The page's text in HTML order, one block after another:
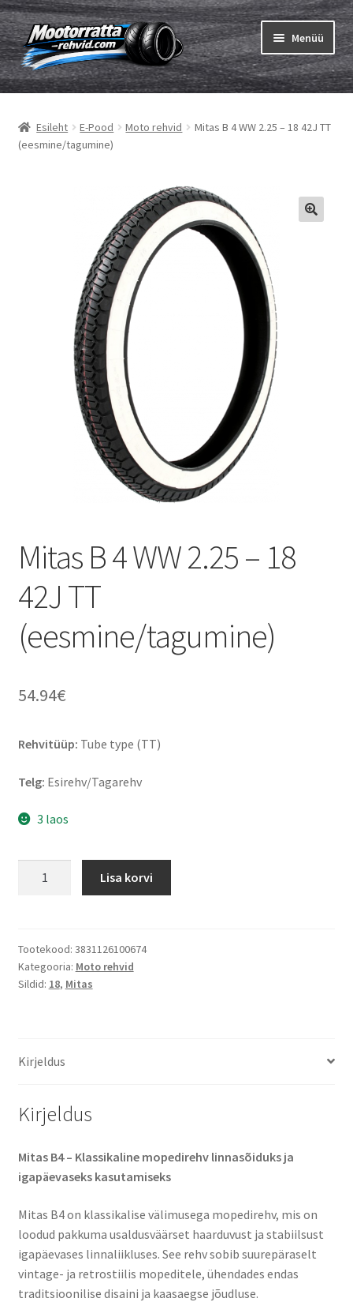
Liigu
navigeerimisele
Liigu
sisu
juurde
Menüü
Rehvid
Ava
Sisekumm
Ava
Ava
Esileht E-Pood Moto rehvid
Mitas B 4 WW 2.25 – 18 42J TT
(eesmine/tagumine)
Mitas B 4 WW 2.25 – 18
42J TT
(eesmine/tagumine)
54.94€
Rehvitüüp: Tube type (TT)
Telg: Esirehv/Tagarehv
3 laos
2.25
-
18
kogus
Lisa korvi
Tootekood: 3831126100674
Kategooria: Moto rehvid
Sildid: 18, Mitas
Kirjeldus
Kirjeldus
Mitas B4 – Klassikaline mopedirehv linnasõiduks ja
igapäevaseks kasutamiseks
Mitas B4 on klassikalise välimusega mopedirehv, mis on
loodud pakkuma usaldusväärset haarduvust ja stabiilsust
igapäevases linnaliikluses. See rehv sobib suurepäraselt
vintage- ja retrostiilis mopeditele, ühendades endas
traditsioonilise disaini ja kaasaegse jõudluse.​